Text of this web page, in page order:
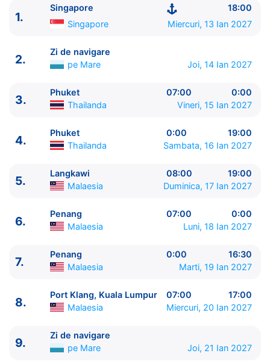
Celebrity Cruises
ITINERARIU
----------------------------------------
1. Singapore Singapore
Phuket Thailanda
07:00 - 0:00
4.
Phuket Thailanda
6.
Penang Malaesia 07:00 - 0:00
Penang Malaesia
9.
Zi de navigare pe Mare
Zi de navigare
0:00 - 0:00
1.
Singapore
18:00
Singapore
Miercuri, 13 Ian 2027
2.
Zi de navigare
pe Mare
Joi, 14 Ian 2027
3.
Phuket 07:00
0:00
Thailanda
Vineri, 15 Ian 2027
4.
Phuket 0:00
19:00
Thailanda
Sambata, 16 Ian 2027
5.
Langkawi 08:00
19:00
Malaesia
Duminica, 17 Ian 2027
6.
Penang 07:00
0:00
Malaesia
Luni, 18 Ian 2027
7.
Penang 0:00
16:30
Malaesia
Marti, 19 Ian 2027
8.
Port Klang, Kuala Lumpur 07:00
17:00
Malaesia
Miercuri, 20 Ian 2027
9.
Zi de navigare
pe Mare
Joi, 21 Ian 2027